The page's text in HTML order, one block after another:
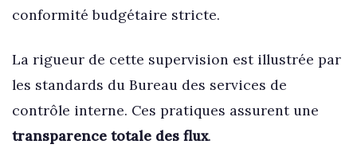
conformité budgétaire stricte.
La rigueur de cette supervision est illustrée par
les standards du Bureau des services de
contrôle interne. Ces pratiques assurent une
transparence totale des flux.